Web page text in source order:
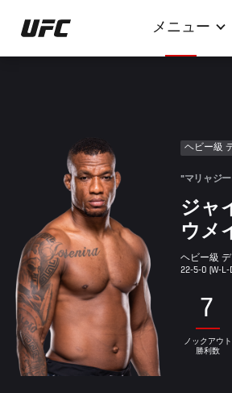
イ
ン
メニュー
ヘビー級
"マリャジ
ジャ
ウメ
ヘビー級
22-5-0 (W-L-
7
ノックアウト
勝利数